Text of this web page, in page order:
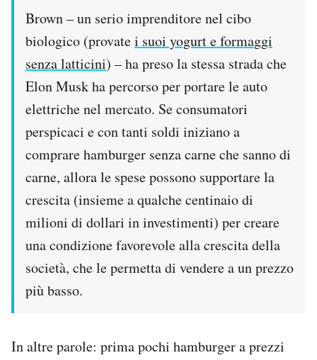
Brown – un serio imprenditore nel cibo
biologico (provatei suoi yogurt e formaggi
senza latticini) – ha preso la stessa strada che
Elon Musk ha percorso per portare le auto
elettriche nel mercato. Se consumatori
perspicaci e con tanti soldi iniziano a
comprare hamburger senza carne che sanno di
carne, allora le spese possono supportare la
crescita (insieme a qualche centinaio di
milioni di dollari in investimenti) per creare
una condizione favorevole alla crescita della
società, che le permetta di vendere a un prezzo
più basso.
In altre parole: prima pochi hamburger a prezzi